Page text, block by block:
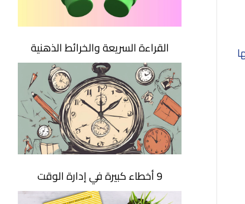
القراءة السريعة والخرائط الذهنية
9 أخطاء كبيرة في إدارة الوقت